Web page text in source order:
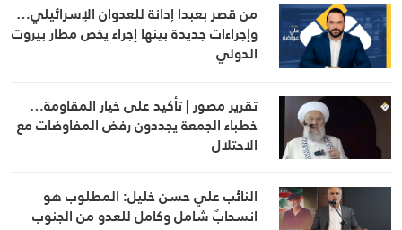
من قصر بعبدا إدانة للعدوان الإسرائيلي…
وإجراءات جديدة بينها إجراء يخص مطار بيروت
الدولي
تقرير مصور | تأكيد على خيار المقاومة…
خطباء الجمعة يجددون رفض المفاوضات مع
الاحتلال
النائب علي حسن خليل: المطلوب هو
انسحابٌ شامل وكامل للعدو من الجنوب